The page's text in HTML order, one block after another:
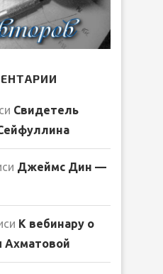
Свидетель
Джеймс Дин —
К вебинару о
Ахматовой